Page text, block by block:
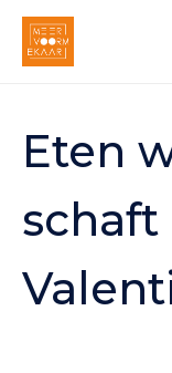
Eten
schaft